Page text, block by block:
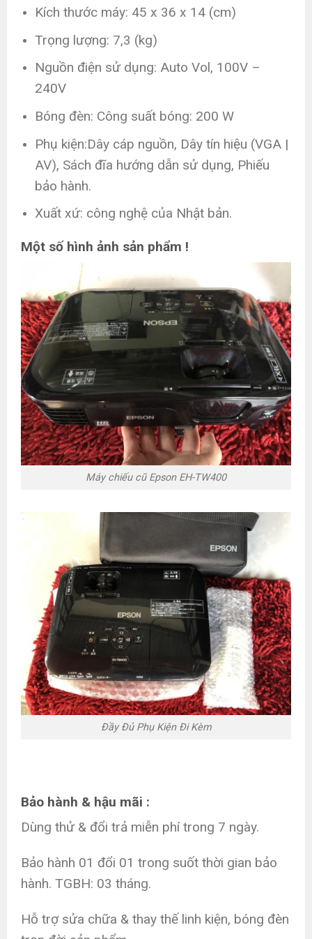
Kích thước máy: 45 x 36 x 14 (cm)
Trọng lượng: 7,3 (kg)
Nguồn điện sử dụng: Auto Vol, 100V –
240V
Bóng đèn: Công suất bóng: 200 W
Phụ kiện:Dây cáp nguồn, Dây tín hiệu (VGA |
AV), Sách đĩa hướng dẫn sử dụng, Phiếu
bảo hành.
Xuất xứ: công nghệ của Nhật bản.
Một số hình ảnh sản phẩm !
Máy chiếu cũ Epson EH-TW400
Đầy Đủ Phụ Kiện Đi Kèm
Bảo hành & hậu mãi :
Dùng thử & đổi trả miễn phí trong 7 ngày.
Bảo hành 01 đổi 01 trong suốt thời gian bảo
hành. TGBH: 03 tháng.
Hỗ trợ sửa chữa & thay thế linh kiện, bóng đèn